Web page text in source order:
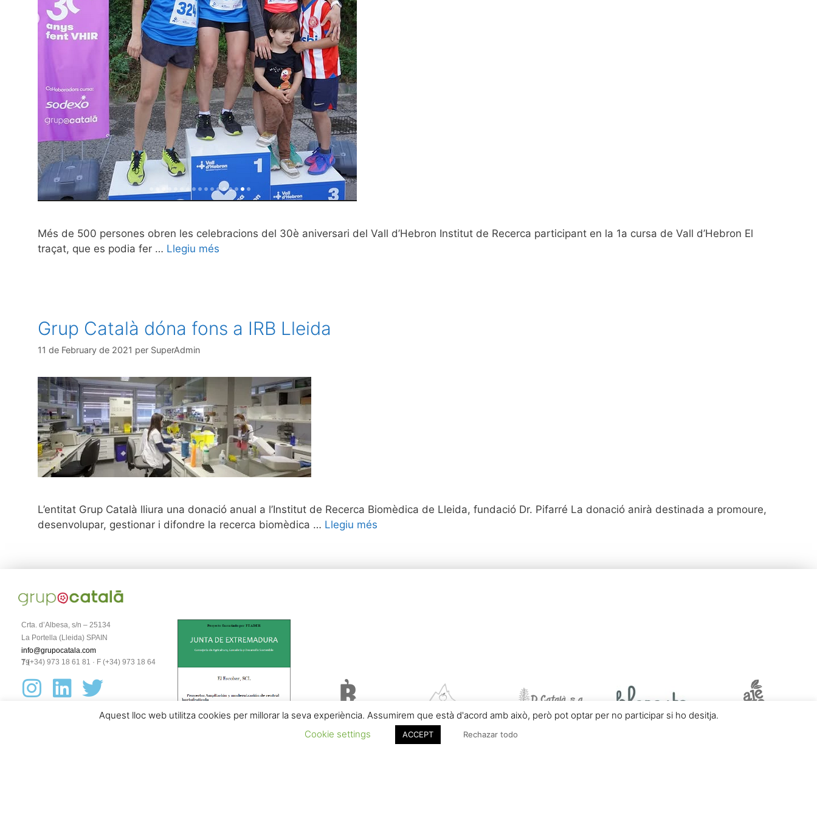
Més de 500 persones obren les celebracions del 30è aniversari del Vall d’Hebron Institut de Recerca participant en la 1a cursa de Vall d’Hebron El
traçat, que es podia fer … Llegiu més
Grup Català dóna fons a IRB Lleida
11 de February de 2021 per SuperAdmin
L’entitat Grup Català lliura una donació anual a l’Institut de Recerca Biomèdica de Lleida, fundació Dr. Pifarré La donació anirà destinada a promoure,
desenvolupar, gestionar i difondre la recerca biomèdica … Llegiu més
Crta. d’Albesa, s/n – 25134
La Portella (Lleida) SPAIN
info@grupocatala.com
T (+34) 973 18 61 81 · F (+34) 973 18 64 79
Aquest lloc web utilitza cookies per millorar la seva experiència. Assumirem que està d'acord amb això, però pot optar per no participar si ho desitja.
Cookie settings
ACCEPT Rechazar todo